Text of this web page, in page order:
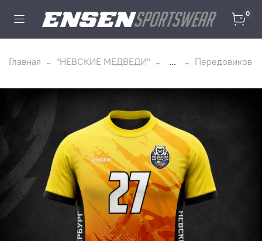
0
Главная "НЕВСКИЕ МЕДВЕДИ" ... Передовиков